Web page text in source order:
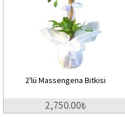
2'lü Massengena Bitkisi
2,750.00₺